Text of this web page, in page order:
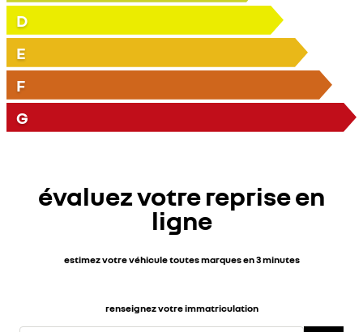
D
E
F
G
évaluez votre reprise en
ligne
estimez votre véhicule toutes marques en 3 minutes
renseignez votre immatriculation